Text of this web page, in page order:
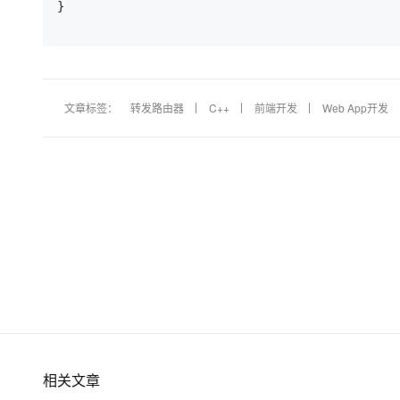
}
文章标签： 转发路由器 C++ 前端开发 Web App开发
相关文章